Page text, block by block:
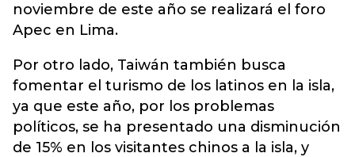
noviembre de este año se realizará el foro
Apec en Lima.
Por otro lado, Taiwán también busca
fomentar el turismo de los latinos en la isla,
ya que este año, por los problemas
políticos, se ha presentado una disminución
de 15% en los visitantes chinos a la isla, y